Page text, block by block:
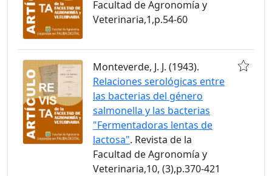
Facultad de Agronomía y
Veterinaria,1,p.54-60
Monteverde, J. J. (1943).
Relaciones serológicas entre
las bacterias del género
salmonella y las bacterias
"Fermentadoras lentas de
lactosa". Revista de la
Facultad de Agronomía y
Veterinaria,10, (3),p.370-421